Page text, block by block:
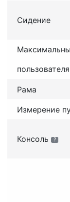
Сидение
пользователя
Рама
Измерение
Консоль ?